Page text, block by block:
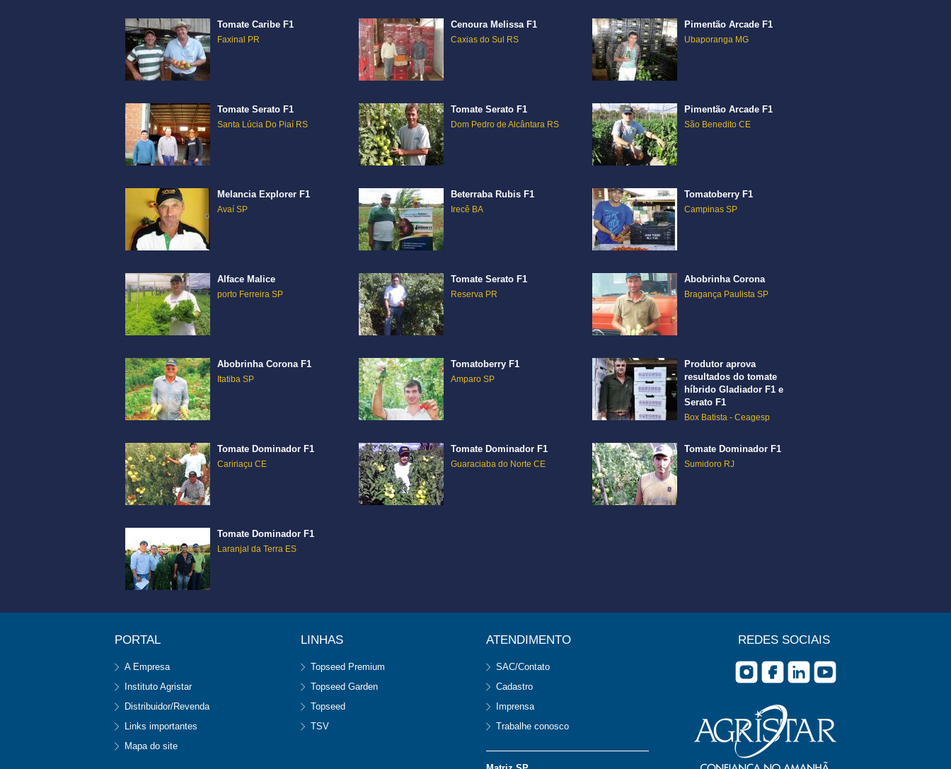
Tomate Caribe F1
Faxinal PR
Cenoura Melissa F1
Caxias do Sul RS
Pimentão Arcade F1
Ubaporanga MG
Tomate Serato F1
Santa Lúcia Do Piaí RS
Tomate Serato F1
Dom Pedro de Alcântara RS
Pimentão Arcade F1
São Benedito CE
Melancia Explorer F1
Avaí SP
Beterraba Rubis F1
Irecê BA
Tomatoberry F1
Campinas SP
Alface Malice
porto Ferreira SP
Tomate Serato F1
Reserva PR
Abobrinha Corona
Bragança Paulista SP
Abobrinha Corona F1
Itatiba SP
Tomatoberry F1
Amparo SP
Produtor aprova
resultados do tomate
híbrido Gladiador F1 e
Serato F1
Box Batista - Ceagesp
Tomate Dominador F1
Caririaçu CE
Tomate Dominador F1
Guaraciaba do Norte CE
Tomate Dominador F1
Sumidoro RJ
Tomate Dominador F1
Laranjal da Terra ES
PORTAL
A Empresa
Instituto Agristar
Distribuidor/Revenda
Links importantes
Mapa do site
LINHAS
Topseed Premium
Topseed Garden
Topseed
TSV
ATENDIMENTO
SAC/Contato
Cadastro
Imprensa
Trabalhe conosco
REDES SOCIAIS